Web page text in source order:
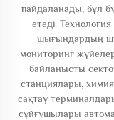
пайдаланады, бұл
етеді.
шығындардың
мониторинг
байланысты
станциялары,
сақтау
сұйғушылары